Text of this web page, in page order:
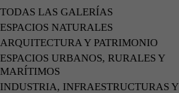
TODAS LAS GALERÍAS
ESPACIOS NATURALES
ARQUITECTURA Y PATRIMONIO
ESPACIOS URBANOS, RURALES Y
MARÍTIMOS
INDUSTRIA, INFRAESTRUCTURAS Y